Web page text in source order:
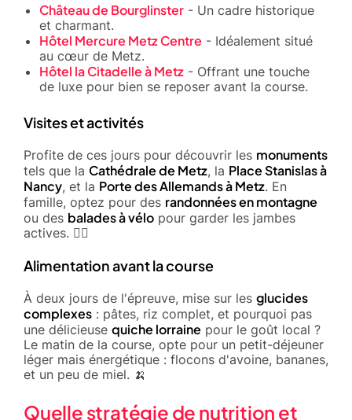
Château de Bourglinster - Un cadre historique
et charmant.
Hôtel Mercure Metz Centre - Idéalement situé
au cœur de Metz.
Hôtel la Citadelle à Metz - Offrant une touche
de luxe pour bien se reposer avant la course.
Visites et activités
Profite de ces jours pour découvrir les monuments
tels que la Cathédrale de Metz, la Place Stanislas à
Nancy, et la Porte des Allemands à Metz. En
famille, optez pour des randonnées en montagne
ou des balades à vélo pour garder les jambes
actives. 🚴‍♀️
Alimentation avant la course
À deux jours de l'épreuve, mise sur les glucides
complexes : pâtes, riz complet, et pourquoi pas
une délicieuse quiche lorraine pour le goût local ?
Le matin de la course, opte pour un petit-déjeuner
léger mais énergétique : flocons d'avoine, bananes,
et un peu de miel. 🍌
Quelle stratégie de nutrition et